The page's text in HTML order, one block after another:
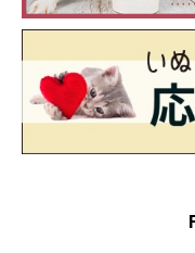
れをつけていれば暗い
ルきるはず！
光り方は3パターンある
ださいね。